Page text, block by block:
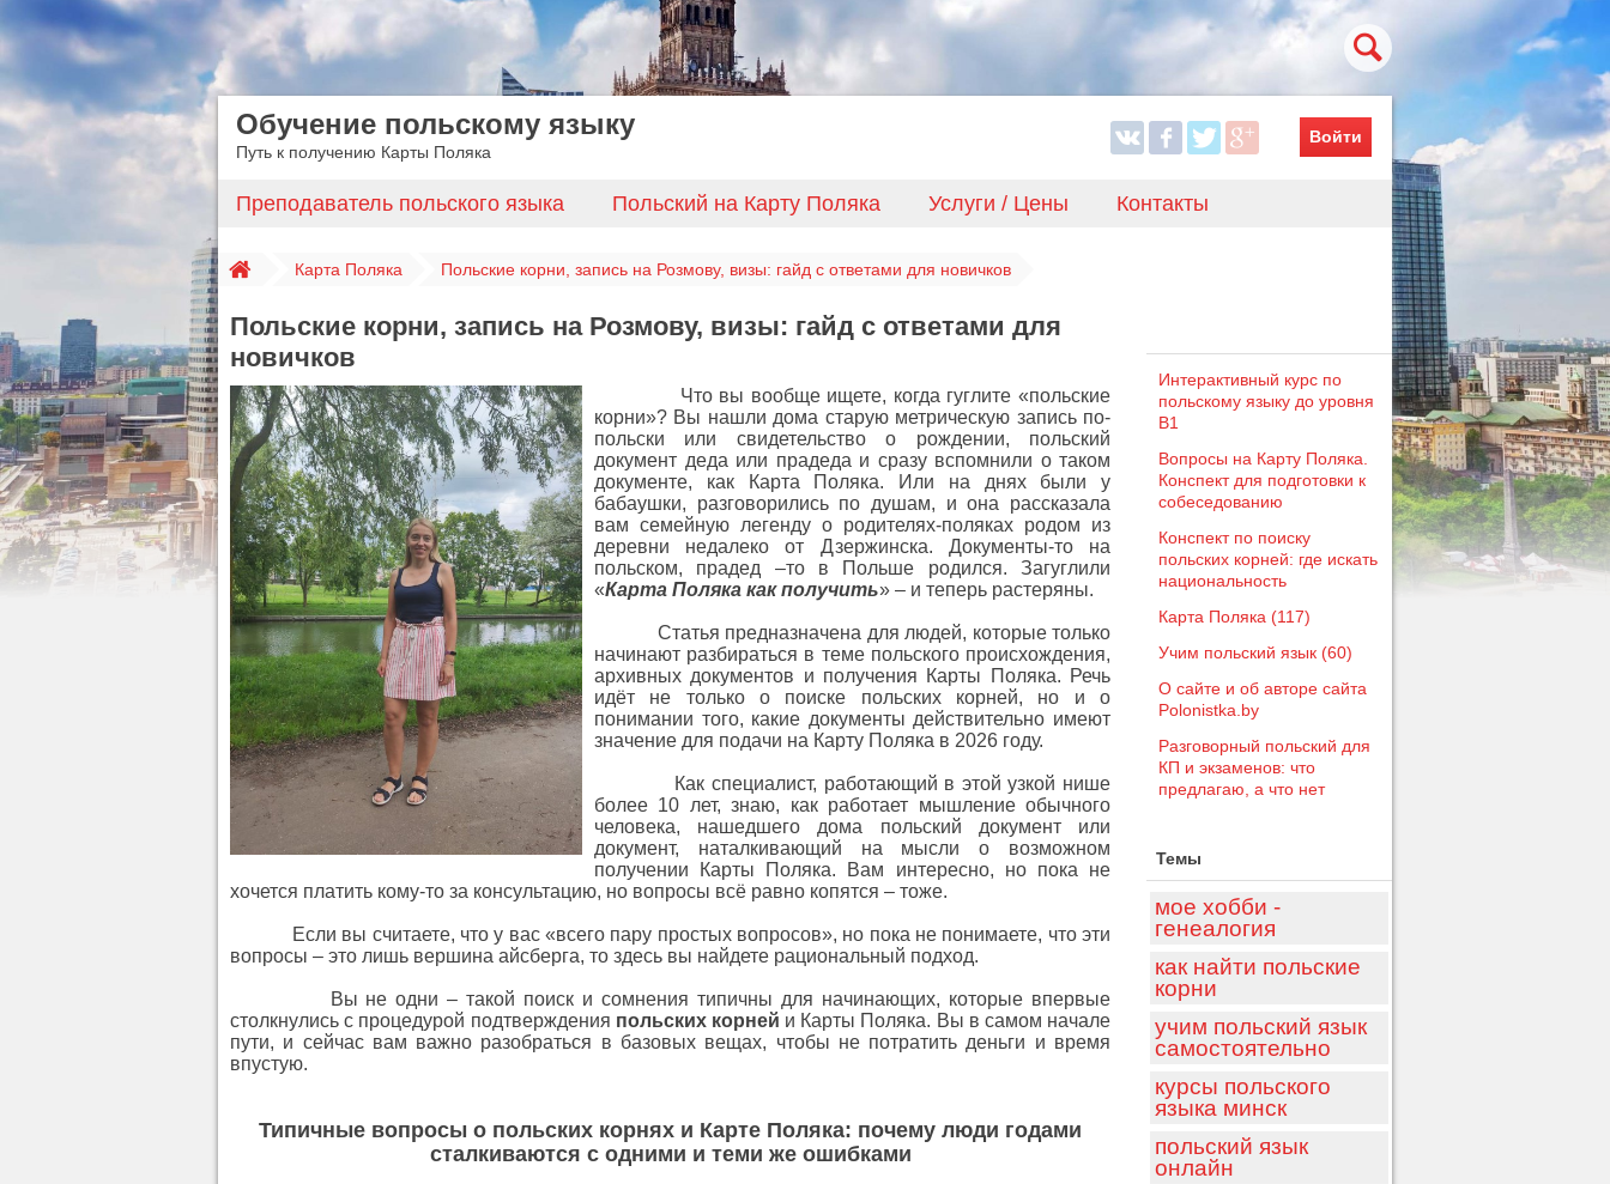
Обучение польскому языку
Путь к получению Карты Поляка
Войти
Преподаватель польского языка Польский на Карту Поляка Услуги / Цены Контакты
Карта Поляка Польские корни, запись на Розмову, визы: гайд с ответами для новичков
Польские корни, запись на Розмову, визы: гайд с ответами для
новичков
Что вы вообще ищете, когда гуглите «польские
корни»? Вы нашли дома старую метрическую запись по-
польски или свидетельство о рождении, польский
документ деда или прадеда и сразу вспомнили о таком
документе, как Карта Поляка. Или на днях были у
бабаушки, разговорились по душам, и она рассказала
вам семейную легенду о родителях-поляках родом из
деревни недалеко от Дзержинска. Документы-то на
польском, прадед –то в Польше родился. Загуглили
«Карта Поляка как получить» – и теперь растеряны.
Статья предназначена для людей, которые только
начинают разбираться в теме польского происхождения,
архивных документов и получения Карты Поляка. Речь
идёт не только о поиске польских корней, но и о
понимании того, какие документы действительно имеют
значение для подачи на Карту Поляка в 2026 году.
Как специалист, работающий в этой узкой нише
более 10 лет, знаю, как работает мышление обычного
человека, нашедшего дома польский документ или
документ, наталкивающий на мысли о возможном
получении Карты Поляка. Вам интересно, но пока не
хочется платить кому-то за консультацию, но вопросы всё равно копятся – тоже.
Если вы считаете, что у вас «всего пару простых вопросов», но пока не понимаете, что эти
вопросы – это лишь вершина айсберга, то здесь вы найдете рациональный подход.
Вы не одни – такой поиск и сомнения типичны для начинающих, которые впервые
столкнулись с процедурой подтверждения польских корней и Карты Поляка. Вы в самом начале
пути, и сейчас вам важно разобраться в базовых вещах, чтобы не потратить деньги и время
впустую.
Типичные вопросы о польских корнях и Карте Поляка: почему люди годами
сталкиваются с одними и теми же ошибками
Интерактивный курс по
польскому языку до уровня
B1
Вопросы на Карту Поляка.
Конспект для подготовки к
собеседованию
Конспект по поиску
польских корней: где искать
национальность
Карта Поляка (117)
Учим польский язык (60)
О сайте и об авторе сайта
Polonistka.by
Разговорный польский для
КП и экзаменов: что
предлагаю, а что нет
Темы
мое хобби -
генеалогия
как найти польские
корни
учим польский язык
самостоятельно
курсы польского
языка минск
польский язык
онлайн